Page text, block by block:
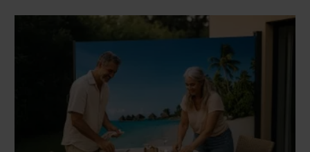
die Tasche eine flexible und platzsparende
Lösung. Einfache Handhabung im Alltag Die
ISOFIX-Basis wird auf dem Rücksitz mit den
Verbindern befestigt. Anschließend klickst du die
Transporttasche ein. Zum Lösen ziehst du an der
vorgesehenen Lasche. Wenn kein ISOFIX
verfügbar ist, kann die Basis alternativ mit dem
Sicherheitsgurt befestigt werden. Für Fahrzeuge
mit ISOFIX-Haken steht außerdem der